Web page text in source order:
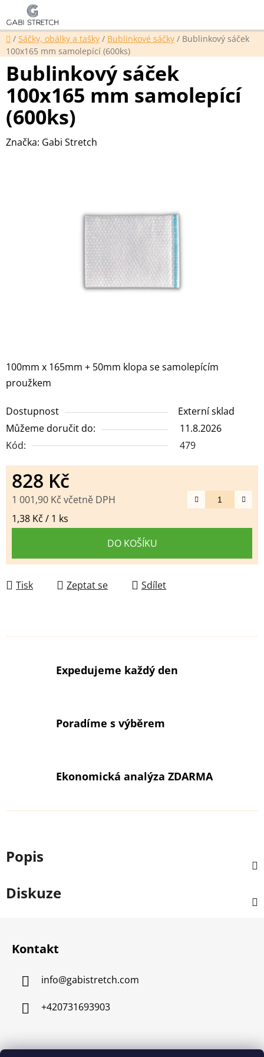
na
obsah
KOŠÍK
Domů
/ Sáčky, obálky a tašky / Bublinkové sáčky / Bublinkový sáček
100x165 mm samolepící (600ks)
100mm x 165mm + 50mm klopa se samolepícím
proužkem
Dostupnost
Externí sklad
Můžeme doručit do:
11.8.2026
Kód:
479
828 Kč
1 001,90 Kč včetně DPH
Měrná cena:
1,38 Kč / 1 ks
DO KOŠÍKU
Tisk Zeptat se Sdílet
Bublinkový sáček
100x165 mm samolepící
(600ks)
Značka: Gabi Stretch
Expedujeme každý den
Poradíme s výběrem
Ekonomická analýza ZDARMA
Popis
Diskuze
Kontakt
info@gabistretch.com
+420731693903